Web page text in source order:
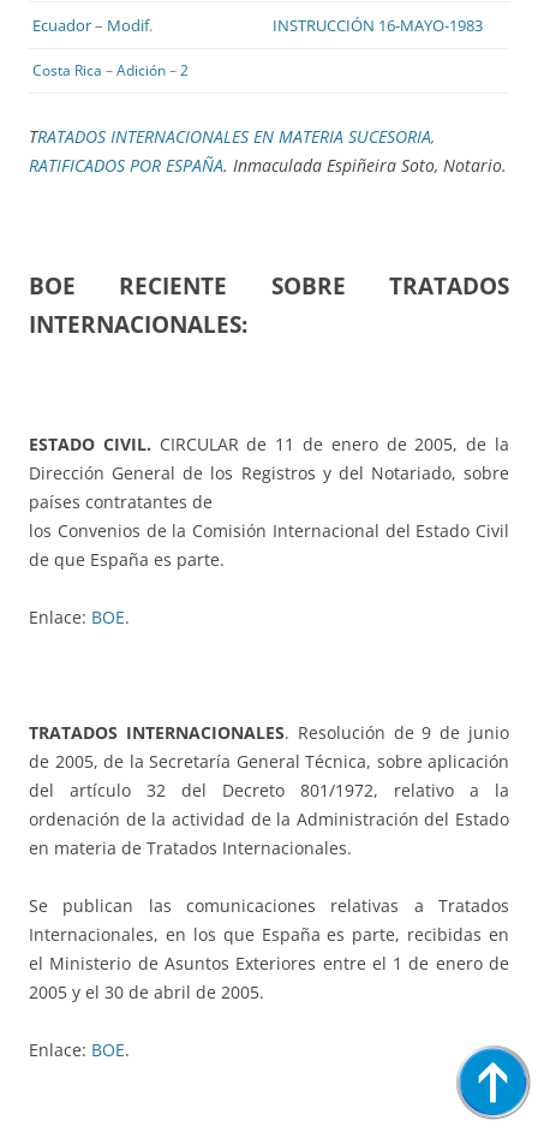
Ecuador– Modif. INSTRUCCIÓN 16-MAYO-1983
Costa Rica –Adición–2
TRATADOS INTERNACIONALES EN MATERIA SUCESORIA,
RATIFICADOS POR ESPAÑA. Inmaculada Espiñeira Soto, Notario.
BOE RECIENTE SOBRE TRATADOS
INTERNACIONALES:
ESTADO CIVIL. CIRCULAR de 11 de enero de 2005, de la
Dirección General de los Registros y del Notariado, sobre
países contratantes de
los Convenios de la Comisión Internacional del Estado Civil
de que España es parte.
Enlace: BOE.
TRATADOS INTERNACIONALES. Resolución de 9 de junio
de 2005, de la Secretaría General Técnica, sobre aplicación
del artículo 32 del Decreto 801/1972, relativo a la
ordenación de la actividad de la Administración del Estado
en materia de Tratados Internacionales.
Se publican las comunicaciones relativas a Tratados
Internacionales, en los que España es parte, recibidas en
el Ministerio de Asuntos Exteriores entre el 1 de enero de
2005 y el 30 de abril de 2005.
Enlace: BOE.